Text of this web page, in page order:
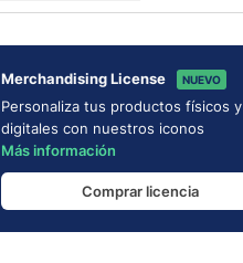
Merchandising License NUEVO
Personaliza tus productos físicos y
digitales con nuestros iconos
Más información
Comprar licencia